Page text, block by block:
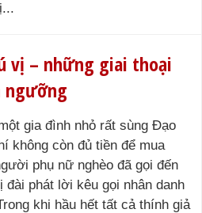
vị – những giai thoại
ngưỡng
gia đình nhỏ rất sùng Đạo
không còn đủ tiền để mua
phụ nữ nghèo đã gọi đến
đài phát lời kêu gọi nhân danh
khi hầu hết tất cả thính giả